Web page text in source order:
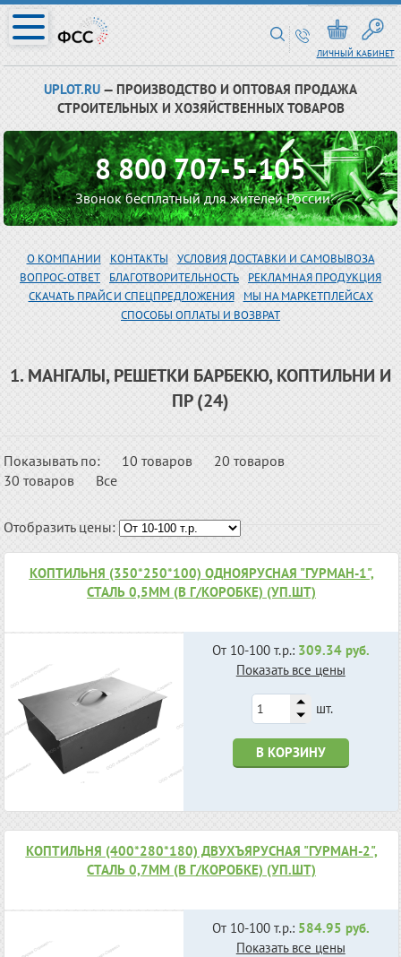
ЛИЧНЫЙ КАБИНЕТ
UPLOT.RU — ПРОИЗВОДСТВО И ОПТОВАЯ ПРОДАЖА
СТРОИТЕЛЬНЫХ И ХОЗЯЙСТВЕННЫХ ТОВАРОВ
8 800 707-5-105
Звонок бесплатный для жителей России
О КОМПАНИИ КОНТАКТЫ
УСЛОВИЯ ДОСТАВКИ И САМОВЫВОЗА
ВОПРОС-ОТВЕТ
БЛАГОТВОРИТЕЛЬНОСТЬ
РЕКЛАМНАЯ ПРОДУКЦИЯ
СКАЧАТЬ ПРАЙС И СПЕЦПРЕДЛОЖЕНИЯ
МЫ НА МАРКЕТПЛЕЙСАХ
СПОСОБЫ ОПЛАТЫ И ВОЗВРАТ
1. МАНГАЛЫ, РЕШЕТКИ БАРБЕКЮ, КОПТИЛЬНИ И
ПР (24)
Показывать по: 10 товаров
20 товаров
30 товаров
Все
Отобразить цены:
КОПТИЛЬНЯ (350*250*100) ОДНОЯРУСНАЯ "ГУРМАН-1",
СТАЛЬ 0,5ММ (В Г/КОРОБКЕ) (УП.ШТ)
От 10-100 т.р.: 309.34 руб.
Показать все цены
шт.
В КОРЗИНУ
КОПТИЛЬНЯ (400*280*180) ДВУХЪЯРУСНАЯ "ГУРМАН-2",
СТАЛЬ 0,7ММ (В Г/КОРОБКЕ) (УП.ШТ)
От 10-100 т.р.: 584.95 руб.
Показать все цены